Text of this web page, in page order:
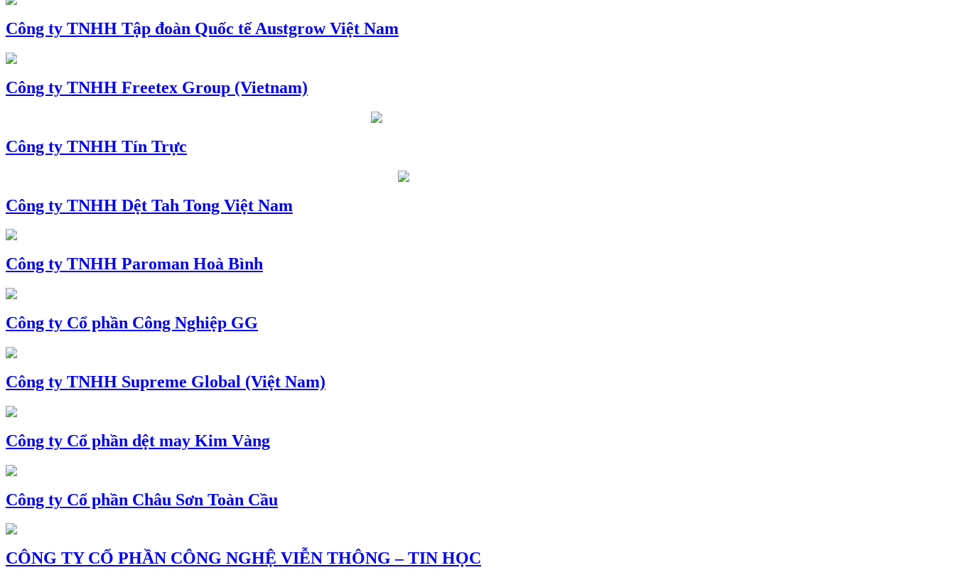
Công ty TNHH Tập đoàn Quốc tế Austgrow Việt Nam
Công ty TNHH Freetex Group (Vietnam)
Công ty TNHH Tín Trực
Công ty TNHH Dệt Tah Tong Việt Nam
Công ty TNHH Paroman Hoà Bình
Công ty Cổ phần Công Nghiệp GG
Công ty TNHH Supreme Global (Việt Nam)
Công ty Cổ phần dệt may Kim Vàng
Công ty Cổ phần Châu Sơn Toàn Cầu
CÔNG TY CỔ PHẦN CÔNG NGHỆ VIỄN THÔNG – TIN HỌC